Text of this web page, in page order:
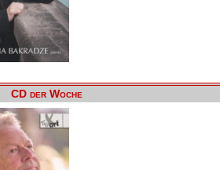
CD der Woche